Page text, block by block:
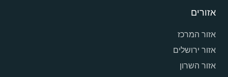
אזורים
אזור המרכז
אזור ירושלים
אזור השרון